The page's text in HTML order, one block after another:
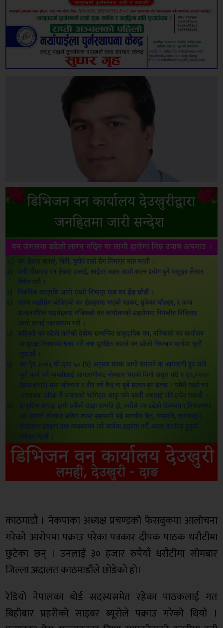
काठमाडौ । नेकपाका अध्यक्ष प्रचण्डको फेसबुकमा आलोचना
गरेको आरोपमा पक्राउ परेका पत्रकार दीपक पाठक धरौटीमा
छुटेका छन् । उनलाई ३० हजार रुपैयाँ धरौटीमा सोमबार
जिल्ला अदालत काठमाडौंले छोडेको हो।
रेडियो नेपालका बोर्ड सदस्यसमेत रहेका पाठकलाई गत
बिहीबार प्रहरीको साइबर ब्यूरोले पक्राउ गरेको थियो ।